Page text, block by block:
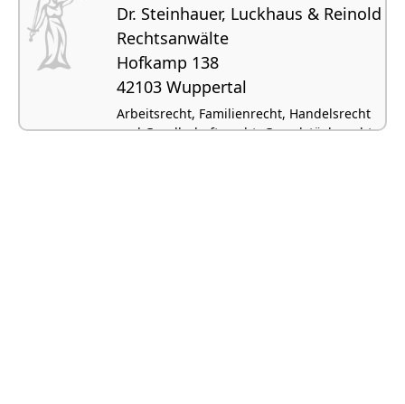
Dr. Steinhauer, Luckhaus & Reinold
Rechtsanwälte
Hofkamp 138
42103 Wuppertal
Arbeitsrecht, Familienrecht, Handelsrecht
und Gesellschaftsrecht, Grundstücksrecht